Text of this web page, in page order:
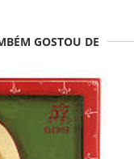
GOSTOU DE